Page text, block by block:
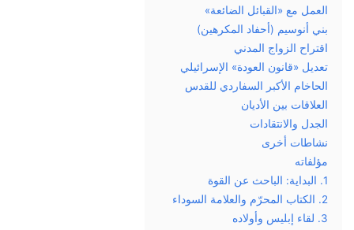
العمل مع «القبائل الضائعة»
بني أنوسيم (أحفاد المكرهين)
اقتراح الزواج المدني
تعديل «قانون العودة» الإسرائيلي
الحاخام الأكبر السفاردي للقدس
العلاقات بين الأديان
الجدل والانتقادات
نشاطات أخرى
مؤلفاته
1. البداية: الباحث عن القوة
2. الكتاب المحرّم والعلامة السوداء
3. لقاء إبليس وأولاده